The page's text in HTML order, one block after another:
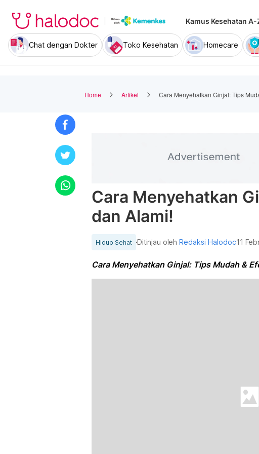
Kamus Kesehatan A-
Chat dengan Dokter Toko Kesehatan Homecare
Home Artikel Cara Menyehatkan Ginjal: Tips
Cara Menyehatkan
dan Alami!
Hidup Sehat Ditinjau olehRedaksi Halodoc11
Cara Menyehatkan Ginjal: Tips Mudah &